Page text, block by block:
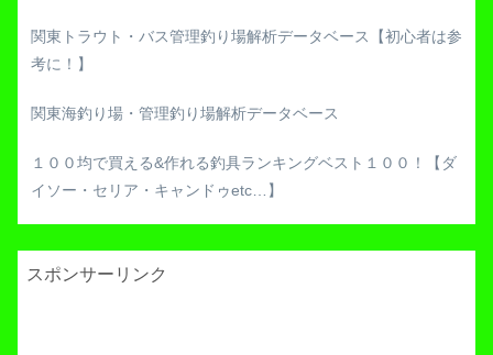
関東トラウト・バス管理釣り場解析データベース【初心者は参
考に！】
関東海釣り場・管理釣り場解析データベース
１００均で買える&作れる釣具ランキングベスト１００！【ダ
イソー・セリア・キャンドゥetc…】
スポンサーリンク